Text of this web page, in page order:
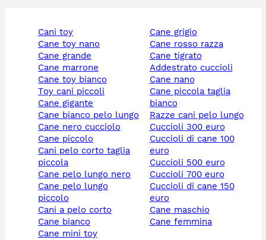
cani toy
cane toy nano
cane grande
cane marrone
cane toy bianco
toy cani piccoli
cane gigante
cane bianco pelo lungo
cane nero cucciolo
cane piccolo
cani pelo corto taglia
piccola
cane pelo lungo nero
cane pelo lungo
piccolo
cani a pelo corto
cane bianco
cane mini toy
cane grigio
cane rosso razza
cane tigrato
addestrato cuccioli
cane nano
cane piccola taglia
bianco
razze cani pelo lungo
cuccioli 300 euro
cuccioli di cane 100
euro
cuccioli 500 euro
cuccioli 700 euro
cuccioli di cane 150
euro
cane maschio
cane femmina